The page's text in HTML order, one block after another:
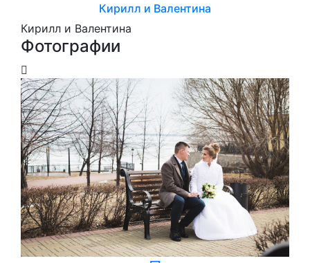
Кирилл и Валентина
Кирилл и Валентина
Фотографии